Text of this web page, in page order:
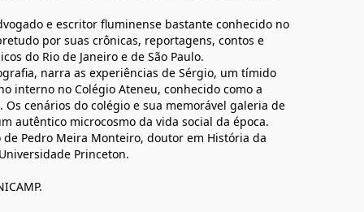
e escritor fluminense bastante conhecido no
por suas crônicas, reportagens, contos e
do Rio de Janeiro e de São Paulo.
narra as experiências de Sérgio, um tímido
interno no Colégio Ateneu, conhecido como a
cenários do colégio e sua memorável galeria de
autêntico microcosmo da vida social da época.
Pedro Meira Monteiro, doutor em História da
Princeton.